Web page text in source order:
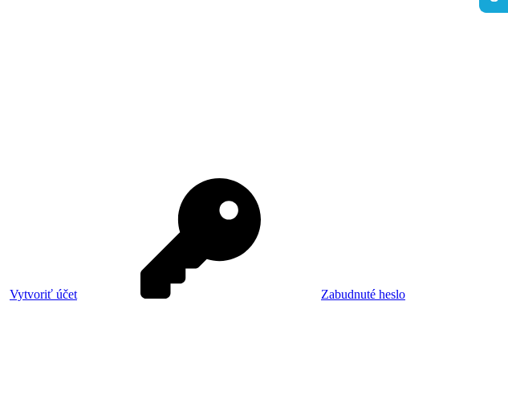
Vytvoriť účet Zabudnuté heslo